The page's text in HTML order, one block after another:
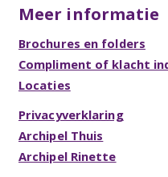
Meer informatie
Brochures en folders
Compliment of klacht
Locaties
Privacyverklaring
Archipel Thuis
Archipel Rinette